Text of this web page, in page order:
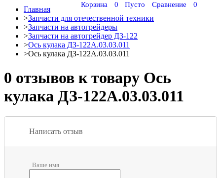
Сравнение 0
Корзина 0 Пусто
Главная
>Запчасти для отечественной техники
>Запчасти на автогрейдеры
>Запчасти на автогрейдер ДЗ-122
>Ось кулака ДЗ-122А.03.03.011
>Ось кулака ДЗ-122А.03.03.011
0 отзывов к товару Ось
кулака ДЗ-122А.03.03.011
Написать отзыв
Ваше имя